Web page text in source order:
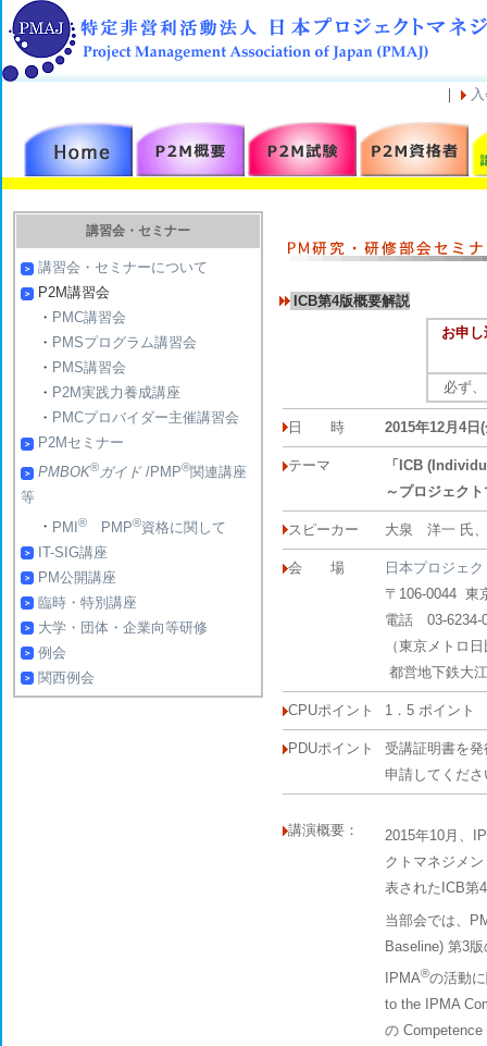
｜
講習会・セミナー
講習会・セミナーについて
P2M講習会
・ PMC講習会
・ PMSプログラム講習会
・ PMS講習会
・ P2M実践力養成講座
・ PMCプロバイダー主催講習会
P2Mセミナー
PMBOK®ガイド/PMP®関連講座
等
・ PMI® PMP®資格に関して
IT-SIG講座
PM公開講座
臨時・特別講座
大学・団体・企業向等研修
例会
関西例会
ICB第4版概要解説
お申
必ず、
日 時 2015年12月4
テーマ
「ICB
～プロジェク
スピーカー 大泉 洋一 氏
会 場
日本プロジェ
〒106-0044 東
電話 03-6234-
（東京メトロ
都営地下鉄大
CPUポイント 1．5 ポイント
PDUポイント
受講証明書を
申請してくださ
講演概要：
2015年10月、
クトマネジメ
表されたICB第
当部会では、
Baseline) 第3
IPMA®の活動
to the IPMA
の